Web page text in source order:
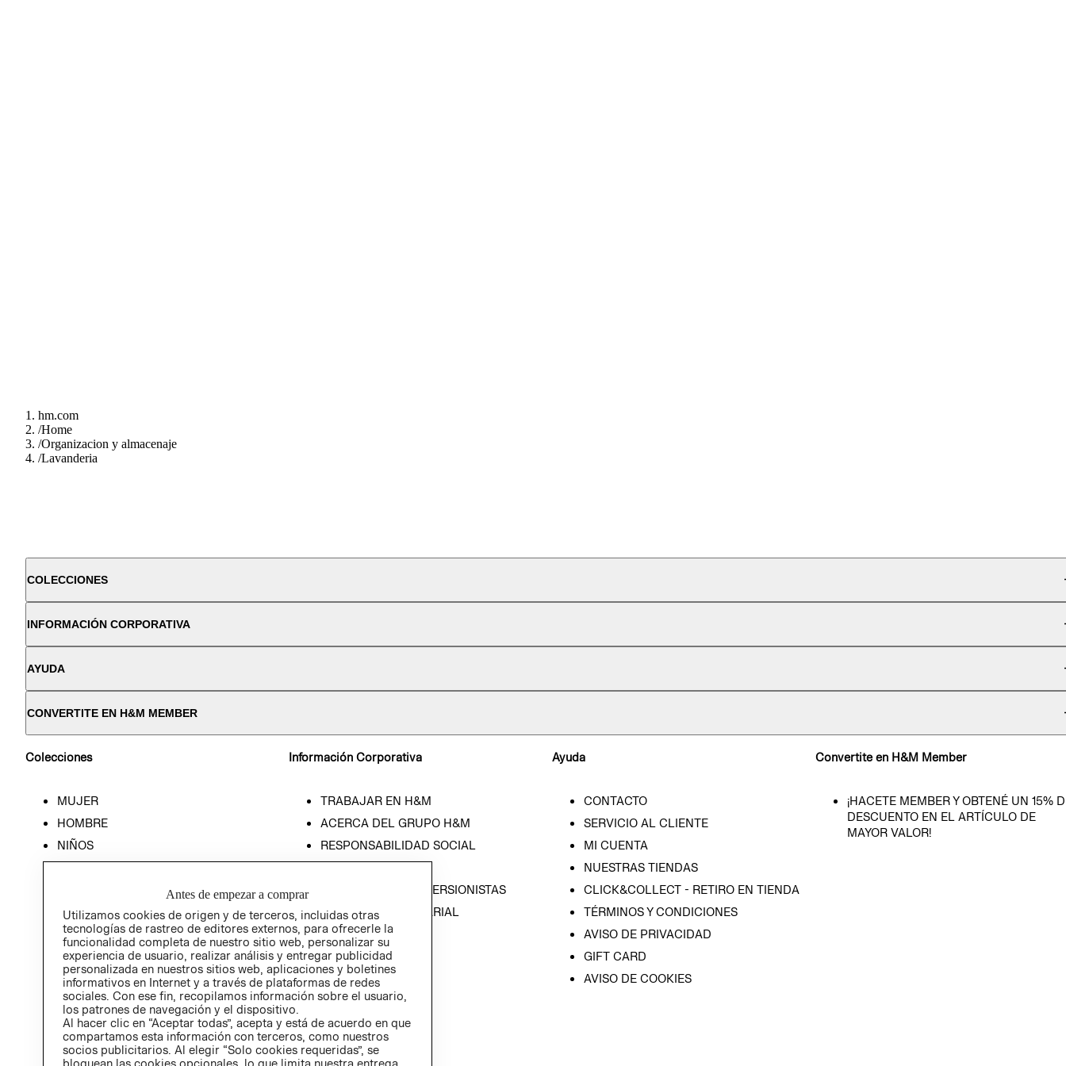
hm.com
/Home
/Organizacion y almacenaje
/Lavanderia
COLECCIONES
INFORMACIÓN CORPORATIVA
AYUDA
CONVERTITE EN H&M MEMBER
Colecciones
MUJER
HOMBRE
NIÑOS
Información Corporativa
TRABAJAR EN H&M
ACERCA DEL GRUPO H&M
RESPONSABILIDAD SOCIAL
RELACIÓN CON INVERSIONISTAS
POLÍTICA EMPRESARIAL
Ayuda
CONTACTO
SERVICIO AL CLIENTE
MI CUENTA
NUESTRAS TIENDAS
CLICK&COLLECT - RETIRO EN TIENDA
TÉRMINOS Y CONDICIONES
AVISO DE PRIVACIDAD
GIFT CARD
AVISO DE COOKIES
Convertite en H&M Member
¡HACETE MEMBER Y OBTENÉ UN 15%
DESCUENTO EN EL ARTÍCULO DE
MAYOR VALOR!
Antes de empezar a comprar
Utilizamos cookies de origen y de terceros, incluidas otras
tecnologías de rastreo de editores externos, para ofrecerle la
funcionalidad completa de nuestro sitio web, personalizar su
experiencia de usuario, realizar análisis y entregar publicidad
personalizada en nuestros sitios web, aplicaciones y boletines
informativos en Internet y a través de plataformas de redes
sociales. Con ese fin, recopilamos información sobre el usuario,
los patrones de navegación y el dispositivo.
Al hacer clic en “Aceptar todas”, acepta y está de acuerdo en que
compartamos esta información con terceros, como nuestros
socios publicitarios. Al elegir “Solo cookies requeridas”, se
bloquean las cookies opcionales, lo que limita nuestra entrega